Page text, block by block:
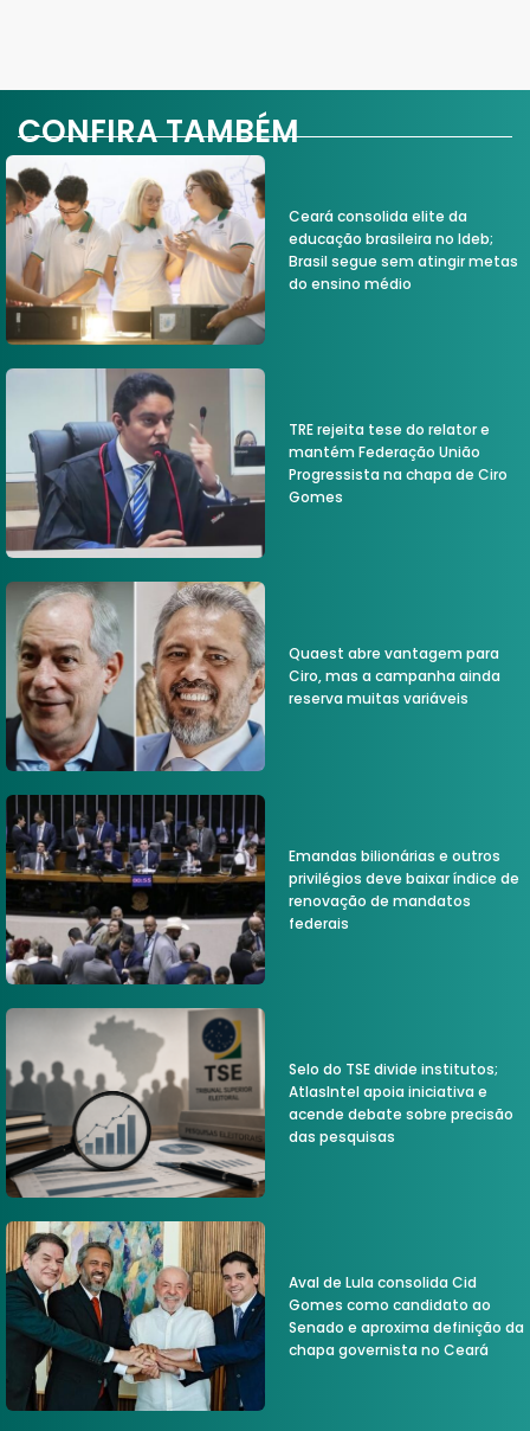
CONFIRA TAMBÉM
Ceará consolida elite da
educação brasileira no Ideb;
Brasil segue sem atingir metas
do ensino médio
TRE rejeita tese do relator e
mantém Federação União
Progressista na chapa de Ciro
Gomes
Quaest abre vantagem para
Ciro, mas a campanha ainda
reserva muitas variáveis
Emandas bilionárias e outros
privilégios deve baixar índice de
renovação de mandatos
federais
Selo do TSE divide institutos;
AtlasIntel apoia iniciativa e
acende debate sobre precisão
das pesquisas
Aval de Lula consolida Cid
Gomes como candidato ao
Senado e aproxima definição da
chapa governista no Ceará